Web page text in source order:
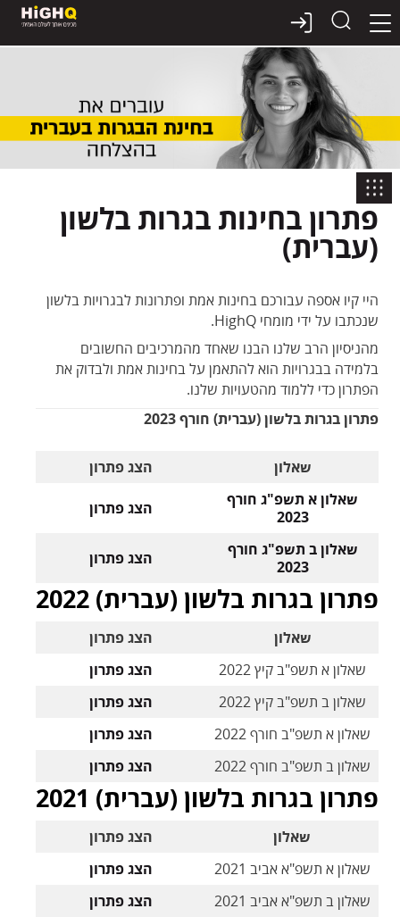
לתוכן
פתרון בחינות בגרות בלשון
(עברית)
היי קיו אספה עבורכם בחינות אמת ופתרונות לבגרויות בלשון
שנכתבו על ידי מומחי HighQ.
מהניסיון הרב שלנו הבנו שאחד מהמרכיבים החשובים
בלמידה בבגרויות הוא להתאמן על בחינות אמת ולבדוק את
הפתרון כדי ללמוד מהטעויות שלנו.
פתרון בגרות בלשון (עברית) חורף 2023
שאלון
הצג פתרון
שאלון א תשפ"ג חורף
2023
הצג פתרון
שאלון ב תשפ"ג חורף
2023
הצג פתרון
פתרון בגרות בלשון (עברית) 2022
שאלון
הצג פתרון
שאלון א תשפ"ב קיץ 2022
הצג פתרון
שאלון ב תשפ"ב קיץ 2022
הצג פתרון
שאלון א תשפ"ב חורף 2022
הצג פתרון
שאלון ב תשפ"ב חורף 2022
הצג פתרון
פתרון בגרות בלשון (עברית) 2021
שאלון
הצג פתרון
שאלון א תשפ"א אביב 2021
הצג פתרון
שאלון ב תשפ"א אביב 2021
הצג פתרון